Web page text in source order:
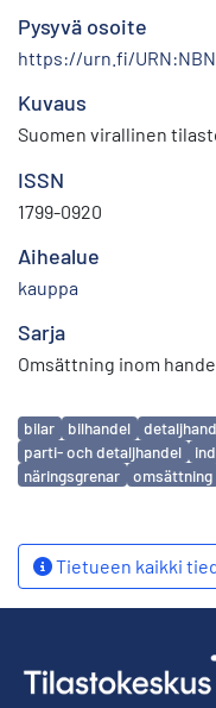
Pysyvä osoite
https://urn.fi/
Kuvaus
Suomen virallinen
ISSN
1799-0920
Aihealue
kauppa
Sarja
Omsättning inom
Avainsanat
bilar bilhandel
parti- och detaljhandel
näringsgrenar
omsättning
Tietueen kaikki